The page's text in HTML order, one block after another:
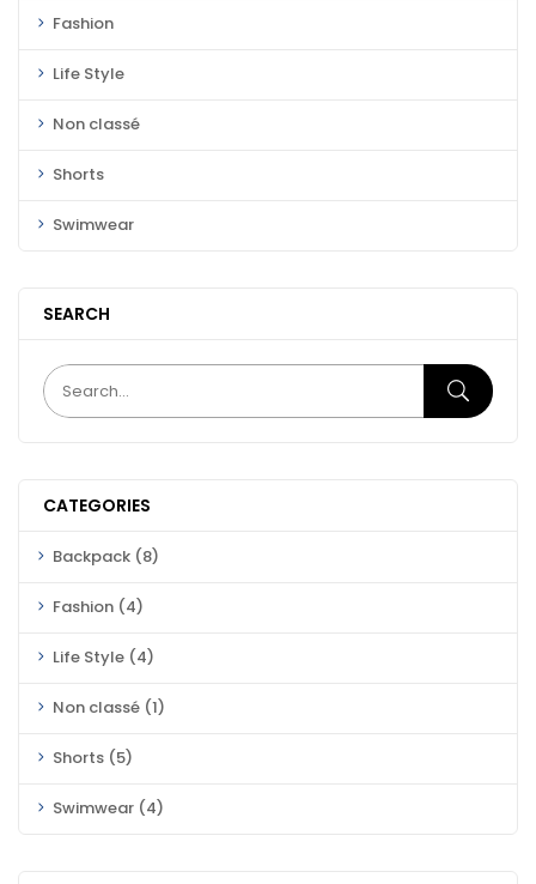
Fashion
Life Style
Non classé
Shorts
Swimwear
SEARCH
CATEGORIES
Backpack (8)
Fashion (4)
Life Style (4)
Non classé (1)
Shorts (5)
Swimwear (4)